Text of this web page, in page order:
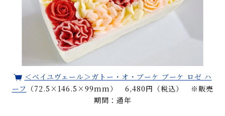
＜ベイユヴェール＞ガトー・オ・ブーケ ブーケ ロゼ ハ
ーフ （72.5×146.5×99mm） 6,480円（税込） ※販売
期間：通年